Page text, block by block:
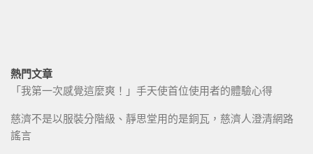
熱門文章
「我第一次感覺這麼爽！」手天使首位使用者的體驗心得
慈濟不是以服裝分階級、靜思堂用的是銅瓦，慈濟人澄清網路
謠言